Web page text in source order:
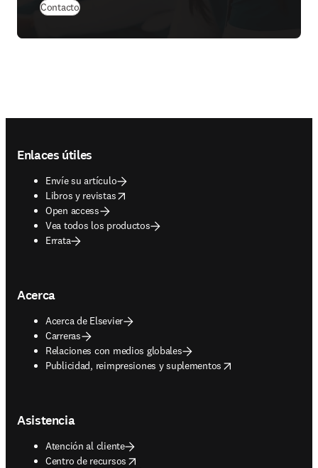
Contacto
Enlaces útiles
Envíe su artículo
Libros y revistas
opens in new tab/window
Open access
Vea todos los productos
Errata
Acerca
Acerca de Elsevier
Carreras
Relaciones con medios globales
Publicidad, reimpresiones y suplementos
opens in new tab/window
Asistencia
Atención al cliente
Centro de recursos
opens in new tab/window